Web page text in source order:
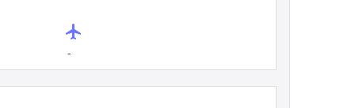
local_airport
-